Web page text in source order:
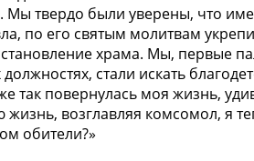
Мы твердо были уверены, что
по его святым молитвам
храма. Мы, первые
стали искать
так повернулась моя жизнь,
жизнь, возглавляя комсомол, я
обители?»